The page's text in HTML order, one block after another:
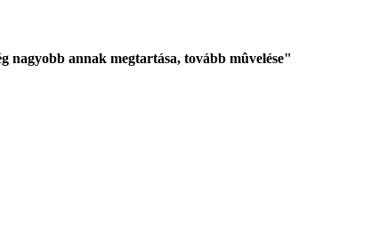
nagyobb annak megtartása, tovább mûvelése"